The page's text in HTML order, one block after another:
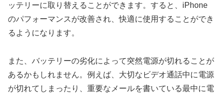
ッテリーに取り替えることができます。すると、iPhone
のパフォーマンスが改善され、快適に使用することができ
るようになります。
また、バッテリーの劣化によって突然電源が切れることが
あるかもしれません。例えば、大切なビデオ通話中に電源
が切れてしまったり、重要なメールを書いている最中に電